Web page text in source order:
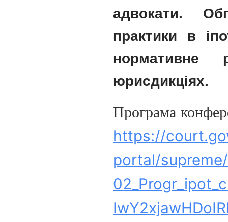
адвокати.
практики в
нормативне
юрисдикціях.
Програма
https://
portal/